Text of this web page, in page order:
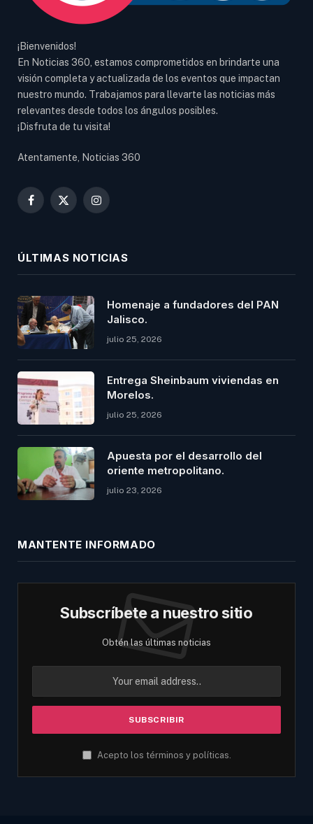
¡Bienvenidos!
En Noticias 360, estamos comprometidos en brindarte una
visión completa y actualizada de los eventos que impactan
nuestro mundo. Trabajamos para llevarte las noticias más
relevantes desde todos los ángulos posibles.
¡Disfruta de tu visita!
Atentamente, Noticias 360
Facebook
X
Instagram
ÚLTIMAS NOTICIAS
Homenaje a fundadores del PAN
Jalisco.
julio 25, 2026
Entrega Sheinbaum viviendas en
Morelos.
julio 25, 2026
Apuesta por el desarrollo del
oriente metropolitano.
julio 23, 2026
MANTENTE INFORMADO
Subscríbete a nuestro sitio
Obtén las últimas noticias
Acepto los términos y políticas.